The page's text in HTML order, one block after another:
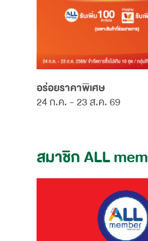
อร่อยราคาพิเศษ
24 ก.ค. - 23 ส.ค. 69
สมาชิก ALL